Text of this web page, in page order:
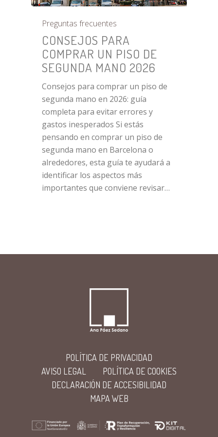
Preguntas frecuentes
CONSEJOS PARA
COMPRAR UN PISO DE
SEGUNDA MANO 2026
Consejos para comprar un piso de
segunda mano en 2026: guía
completa para evitar errores y
gastos inesperados Si estás
pensando en comprar un piso de
segunda mano en Barcelona o
alrededores, esta guía te ayudará a
identificar los aspectos más
importantes que conviene revisar…
POLÍTICA DE PRIVACIDAD
AVISO LEGAL
POLÍTICA DE COOKIES
DECLARACIÓN DE ACCESIBILIDAD
MAPA WEB